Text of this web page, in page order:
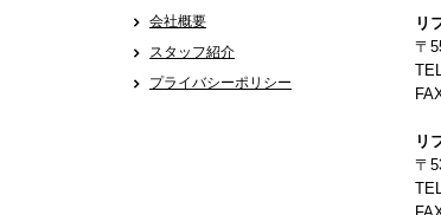
会社概要
スタッフ紹介
プライバシーポリシー
リ
〒
リ
〒